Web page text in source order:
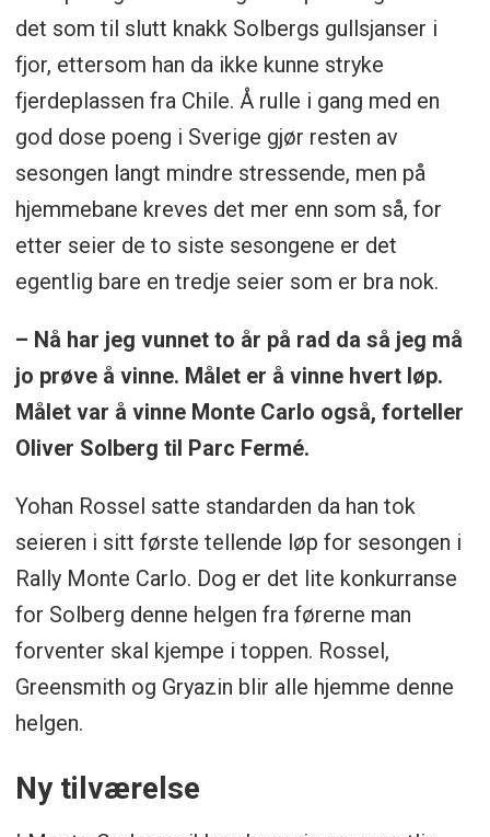
det som til slutt knakk Solbergs gullsjanser i
fjor, ettersom han da ikke kunne stryke
fjerdeplassen fra Chile. Å rulle i gang med en
god dose poeng i Sverige gjør resten av
sesongen langt mindre stressende, men på
hjemmebane kreves det mer enn som så, for
etter seier de to siste sesongene er det
egentlig bare en tredje seier som er bra nok.
– Nå har jeg vunnet to år på rad da så jeg må
jo prøve å vinne. Målet er å vinne hvert løp.
Målet var å vinne Monte Carlo også, forteller
Oliver Solberg til Parc Fermé.
Yohan Rossel satte standarden da han tok
seieren i sitt første tellende løp for sesongen i
Rally Monte Carlo. Dog er det lite konkurranse
for Solberg denne helgen fra førerne man
forventer skal kjempe i toppen. Rossel,
Greensmith og Gryazin blir alle hjemme denne
helgen.
Ny tilværelse